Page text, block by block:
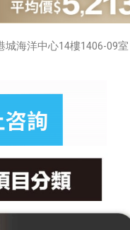
海洋中心14樓1406-09室